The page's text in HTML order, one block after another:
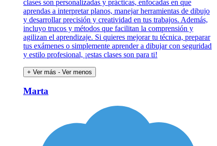
clases son personalizadas y prácticas, enfocadas en que
aprendas a interpretar planos, manejar herramientas de dibujo
y desarrollar precisión y creatividad en tus trabajos. Además,
incluyo trucos y métodos que facilitan la comprensión y
agilizan el aprendizaje. Si quieres mejorar tu técnica, preparar
tus exámenes o simplemente aprender a dibujar con seguridad
y estilo profesional, ¡estas clases son para ti!
+ Ver más - Ver menos
Marta